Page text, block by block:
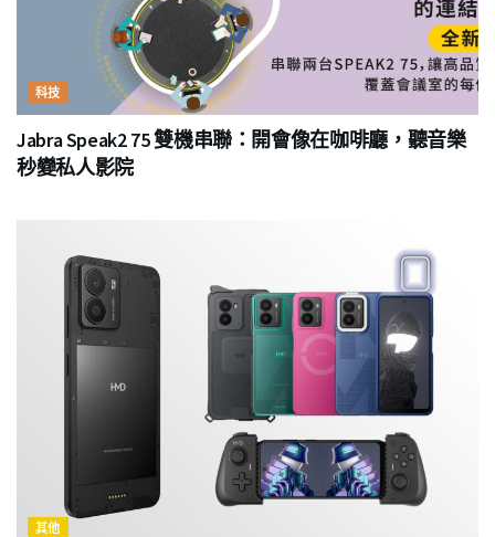
科技
Jabra Speak2 75 雙機串聯：開會像在咖啡廳，聽音樂
秒變私人影院
其他